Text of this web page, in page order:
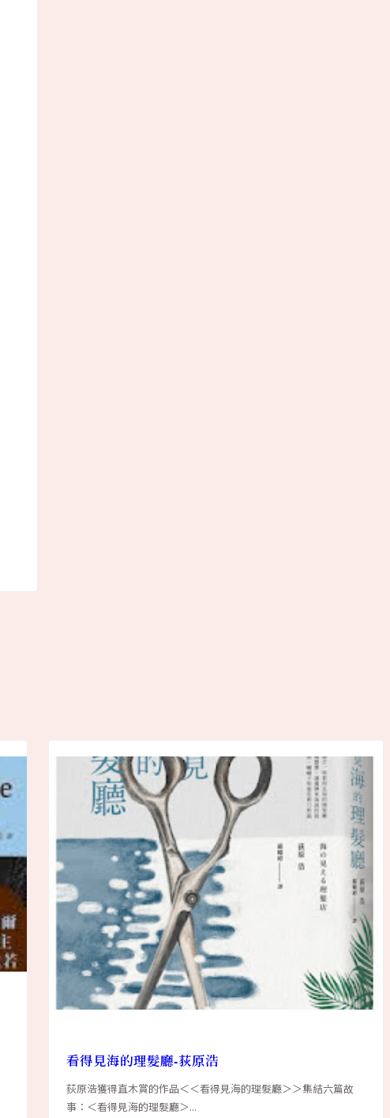
看得見海的理髮廳-荻原浩
荻原浩獲得直木賞的作品＜＜看得見海的理髮廳＞＞集結六篇故
事：＜看得見海的理髮廳＞...